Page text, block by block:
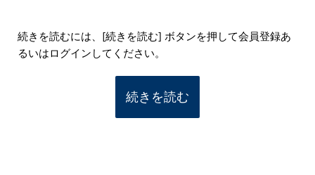
続きを読むには、[続きを読む] ボタンを押して会員登録あ
るいはログインしてください。
続きを読む